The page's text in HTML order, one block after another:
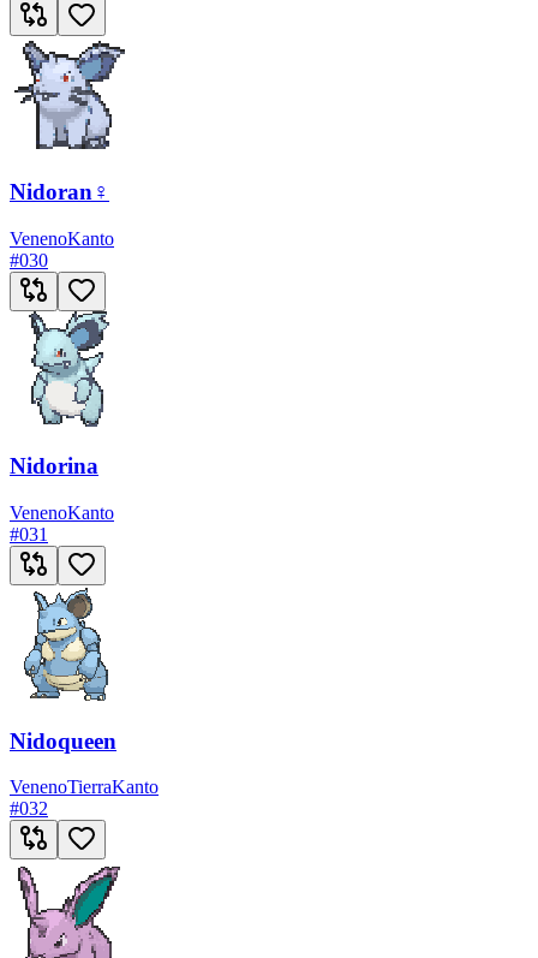
Nidoran♀
VenenoKanto
#030
Nidorina
VenenoKanto
#031
Nidoqueen
VenenoTierraKanto
#032